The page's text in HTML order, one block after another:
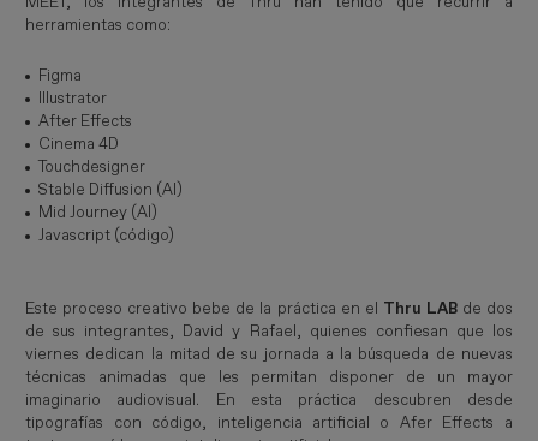
herramientas como:
Figma
Illustrator
After Effects
Cinema 4D
Touchdesigner
Stable Diffusion (AI)
Mid Journey (AI)
Javascript (código)
Este proceso creativo bebe de la práctica en el Thru LABde dos
de sus integrantes, David y Rafael, quienes confiesan que los
viernes dedican la mitad de su jornada a la búsqueda de nuevas
técnicas animadas que les permitan disponer de un mayor
imaginario audiovisual. En esta práctica descubren desde
tipografías con código, inteligencia artificial o Afer Effects a